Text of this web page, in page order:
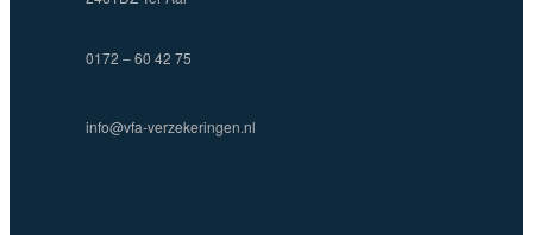
0172 – 60 42 75
info@vfa-verzekeringen.nl